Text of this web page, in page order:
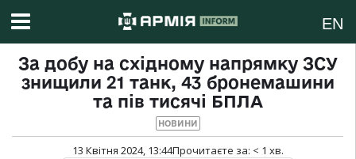
EN
За добу на східному напрямку ЗСУ
знищили 21 танк, 43 бронемашини
та пів тисячі БПЛА
НОВИНИ
13 Квітня 2024, 13:44Прочитаєте за: < 1 хв.